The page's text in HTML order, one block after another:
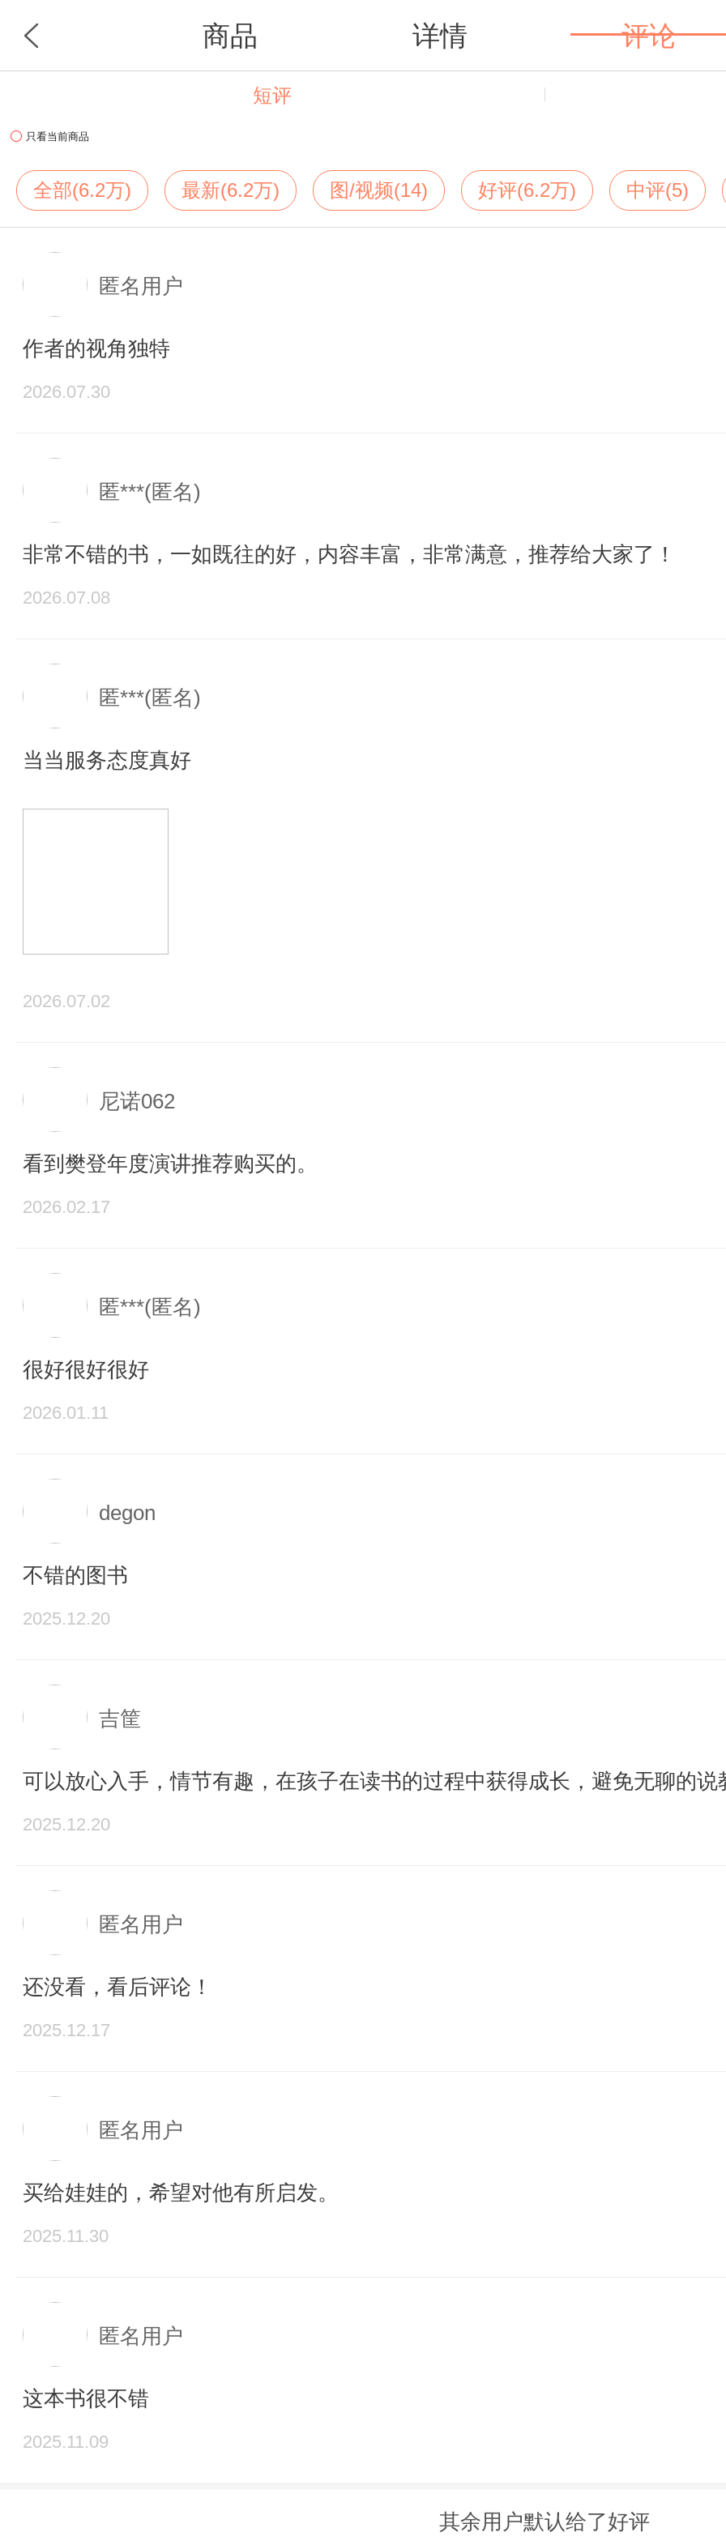
商品 详情 评论
短评
只看当前商品
全部(6.2万) 最新(6.2万) 图/视频(14) 好评(6.2万) 中评(5)
匿名用户
作者的视角独特
2026.07.30
匿***(匿名)
非常不错的书，一如既往的好，内容丰富，非常满意，推荐给大家了！
2026.07.08
匿***(匿名)
当当服务态度真好
2026.07.02
尼诺062
看到樊登年度演讲推荐购买的。
2026.02.17
匿***(匿名)
很好很好很好
2026.01.11
degon
不错的图书
2025.12.20
吉筐
可以放心入手，情节有趣，在孩子在读书的过程中获得成长，避免无聊的说
2025.12.20
匿名用户
还没看，看后评论！
2025.12.17
匿名用户
买给娃娃的，希望对他有所启发。
2025.11.30
匿名用户
这本书很不错
2025.11.09
其余用户默认给了好评